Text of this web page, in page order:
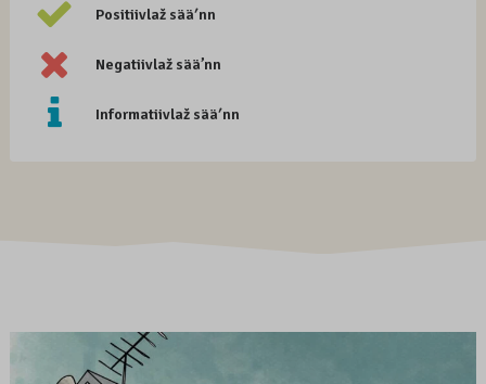
Positiivlaž sääʹnn
Negatiivlaž sää’nn
Informatiivlaž sääʹnn